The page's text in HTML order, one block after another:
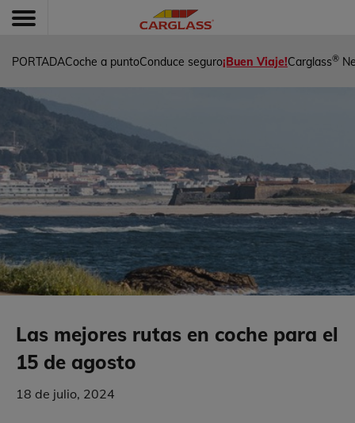
PORTADACoche a puntoConduce seguro¡Buen Viaje!Carglass®
Las mejores rutas en coche para el
15 de agosto
18 de julio, 2024